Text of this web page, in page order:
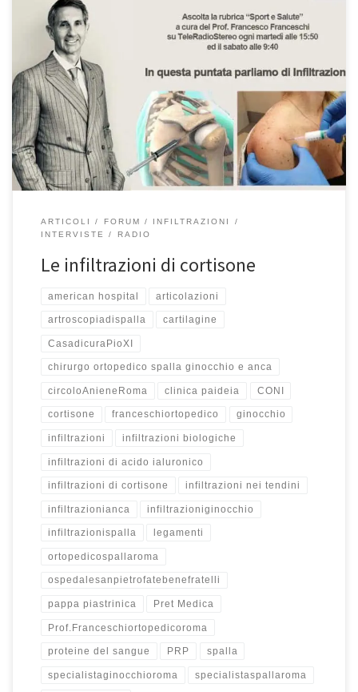
Le infiltrazioni di cortisone Prof. Francesco Franceschi chirurgo
ortopedico spalla, ginocchio e anca a Roma – Sport e Salute
18/1/2022. Oggi, nella mia rubrica “Sport e Salute” in onda su
Teleradiostereo abbiamo approfondito il tema delle infiltrazioni
di cortisone in ortopedia. Se avete perso l’intervista, potete
riascoltarla qui. Oggi, come […]
ARTICOLI FORUM
INFILTRAZIONI
INTERVISTE
RADIO
Le infiltrazioni di cortisone
american hospital articolazioni
artroscopiadispalla cartilagine
CasadicuraPioXI
chirurgo ortopedico spalla ginocchio e anca
circoloAnieneRoma clinica paideia CONI
cortisone franceschiortopedico ginocchio
infiltrazioni infiltrazioni biologiche
infiltrazioni di acido ialuronico
infiltrazioni di cortisone infiltrazioni nei tendini
infiltrazionianca infiltrazioniginocchio
infiltrazionispalla legamenti
ortopedicospallaroma
ospedalesanpietrofatebenefratelli
pappa piastrinica Pret Medica
Prof.Franceschiortopedicoroma
proteine del sangue PRP spalla
specialistaginocchioroma specialistaspallaroma